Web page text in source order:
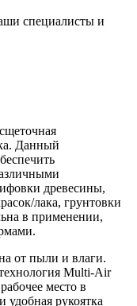
специалисты и
Данный
древесины,
лака, грунтовки
в применении,
от пыли и влаги.
Multi-Air
место в
рукоятка